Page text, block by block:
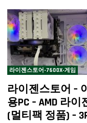
라이젠스토어-7600X-게임
라이젠스토어 –
용PC – AMD 라
(멀티팩 정품) –